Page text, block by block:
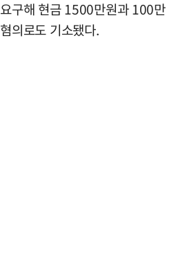
구해 현금 1500만원과 100만
의로도 기소됐다.